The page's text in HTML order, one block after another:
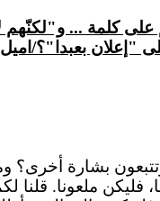
علىكلمة ... و"لكنّهم
"إعلان بعبدا"؟/اميل
بشارة أخرى؟
فليكن ملعونا. قلنا